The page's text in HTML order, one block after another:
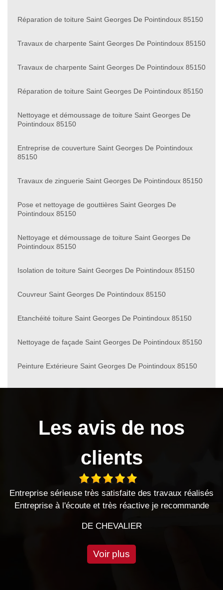
Réparation de toiture Saint Georges De Pointindoux 85150
Travaux de charpente Saint Georges De Pointindoux 85150
Travaux de charpente Saint Georges De Pointindoux 85150
Réparation de toiture Saint Georges De Pointindoux 85150
Nettoyage et démoussage de toiture Saint Georges De
Pointindoux 85150
Entreprise de couverture Saint Georges De Pointindoux
85150
Travaux de zinguerie Saint Georges De Pointindoux 85150
Pose et nettoyage de gouttières Saint Georges De
Pointindoux 85150
Nettoyage et démoussage de toiture Saint Georges De
Pointindoux 85150
Isolation de toiture Saint Georges De Pointindoux 85150
Couvreur Saint Georges De Pointindoux 85150
Etanchéité toiture Saint Georges De Pointindoux 85150
Nettoyage de façade Saint Georges De Pointindoux 85150
Peinture Extérieure Saint Georges De Pointindoux 85150
Les avis de nos
clients
réalisés
entreprise sérieuse travaux effectués dans
très bonnes relations
DE CHRIS
Voir plus